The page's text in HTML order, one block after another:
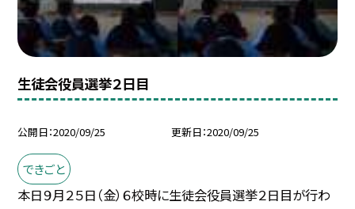
生徒会役員選挙２日目
公開日 2020/09/25 更新日 2020/09/25
できごと
本日９月２５日（金）６校時に生徒会役員選挙２日目が行わ